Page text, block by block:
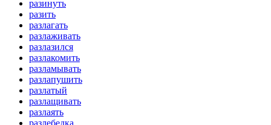
разинуть
разить
разлагать
разлаживать
разлазился
разлакомить
разламывать
разлапушить
разлатый
разлащивать
разлаять
разлебедка